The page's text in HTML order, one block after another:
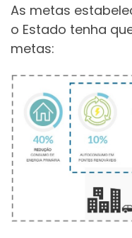
As metas
o Estado tenha
metas: